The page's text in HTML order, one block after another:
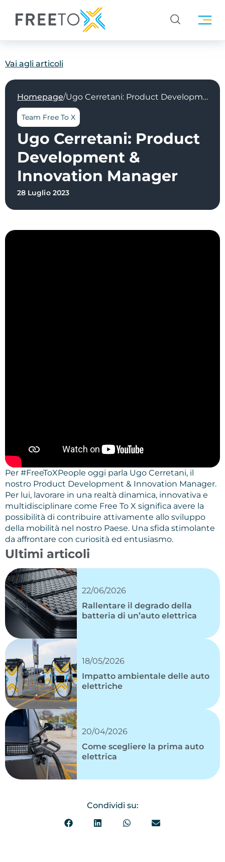
Vai agli articoli
Homepage/ Ugo Cerretani: Product Development & Innovation Manager
Team Free To X
Ugo Cerretani: Product
Development &
Innovation Manager
28 Luglio 2023
Per #FreeToXPeople oggi parla Ugo Cerretani, il
nostro Product Development & Innovation Manager.
Per lui, lavorare in una realtà dinamica, innovativa e
multidisciplinare come Free To X significa avere la
possibilità di contribuire attivamente allo sviluppo
della mobilità nel nostro Paese. Una sfida stimolante
da affrontare con curiosità ed entusiasmo.
Ultimi articoli
22/06/2026
Rallentare il degrado della
batteria di un’auto elettrica
18/05/2026
Impatto ambientale delle auto
elettriche
20/04/2026
Come scegliere la prima auto
elettrica
Condividi su: